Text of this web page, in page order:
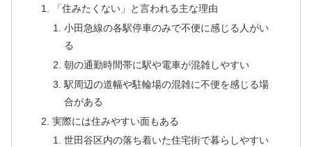
「住みたくない」と言われる主な理由
小田急線の各駅停車のみで不便に感じる人がい
る
朝の通勤時間帯に駅や電車が混雑しやすい
駅周辺の道幅や駐輪場の混雑に不便を感じる場
合がある
実際には住みやすい面もある
世田谷区内の落ち着いた住宅街で暮らしやすい